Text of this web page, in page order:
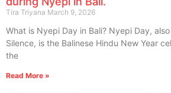
Tira Triyana March 9, 2026
What is Nyepi Day in Bali? Nyepi Day,
Silence, is the Balinese Hindu New Year
the
Read More »